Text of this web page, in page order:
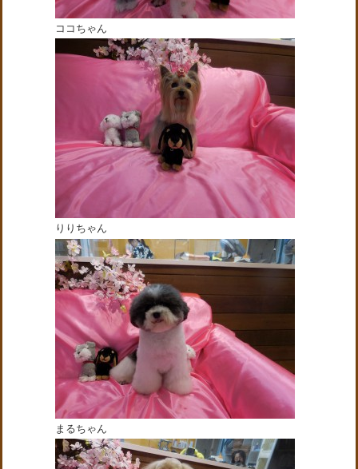
ココちゃん
りりちゃん
まるちゃん